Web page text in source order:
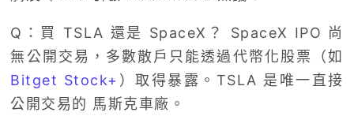
Q：買 TSLA 還是 SpaceX？ SpaceX IPO 尚
無公開交易，多數散戶只能透過代幣化股票（如
Bitget Stock+ ）取得暴露。TSLA 是唯一直接
公開交易的 馬斯克車廠。